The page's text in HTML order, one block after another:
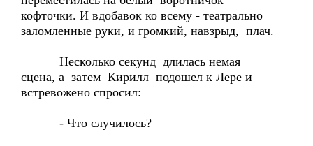
кофточки. И вдобавок ко всему - театрально
заломленные руки, и громкий, навзрыд, плач.
Несколько секунд длилась немая
сцена, а затем Кирилл подошел к Лере и
встревожено спросил:
- Что случилось?